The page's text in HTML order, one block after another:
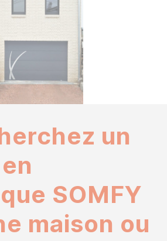
un
SOMFY
maison ou